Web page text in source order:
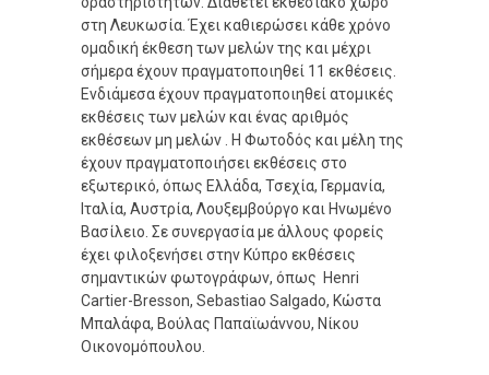
στη Λευκωσία. Έχει καθιερώσει κάθε χρόνο
ομαδική έκθεση των μελών της και μέχρι
σήμερα έχουν πραγματοποιηθεί 11 εκθέσεις.
Ενδιάμεσα έχουν πραγματοποιηθεί ατομικές
εκθέσεις των μελών και ένας αριθμός
εκθέσεων μη μελών . Η Φωτοδός και μέλη της
έχουν πραγματοποιήσει εκθέσεις στο
εξωτερικό, όπως Ελλάδα, Τσεχία, Γερμανία,
Ιταλία, Αυστρία, Λουξεμβούργο και Ηνωμένο
Βασίλειο. Σε συνεργασία με άλλους φορείς
έχει φιλοξενήσει στην Κύπρο εκθέσεις
σημαντικών φωτογράφων, όπως Henri
Cartier-Bresson, Sebastiao Salgado, Κώστα
Μπαλάφα, Βούλας Παπαϊωάννου, Νίκου
Οικονομόπουλου.